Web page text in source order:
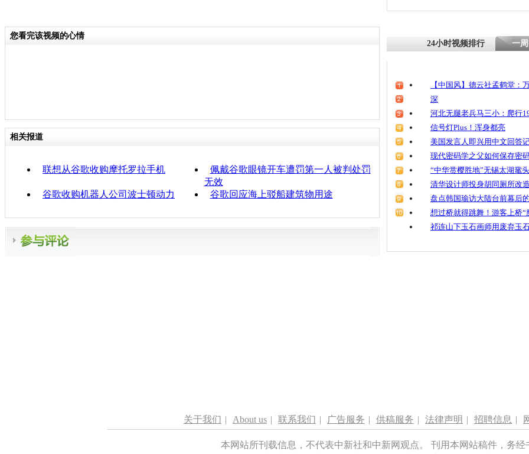
您看完该视频的心情
相关报道
联想从谷歌收购摩托罗拉手机
佩戴谷歌眼镜开车遭罚第一人被判处罚
无效
谷歌收购机器人公司波士顿动力
谷歌回应海上驳船建筑物用途
24小时视频排行 一
【中国风】德云社孟鹤堂：
深
河北无腿老兵马三小：爬行
信号灯Plus！浑身都亮
美国发言人即兴用中文回答
现代密码学之父如何保存
“中华赏樱胜地”无锡太湖鼋
清华设计师投身胡同厕所改
盘点韩国瑜访大陆台前幕后
想过桥就得跳舞！游客上桥“
祁连山下玉石画师用废弃玉
关于我们 | About us | 联系我们 | 广告服务 | 供稿服务 | 法律声明 | 招聘信息 |
本网站所刊载信息，不代表中新社和中新网观点。 刊用本网站稿件，务经